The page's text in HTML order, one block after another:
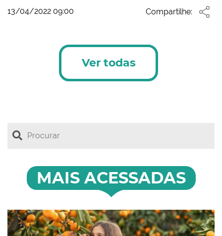
13/04/2022 09:00 Compartilhe:
Ver todas
MAIS ACESSADAS